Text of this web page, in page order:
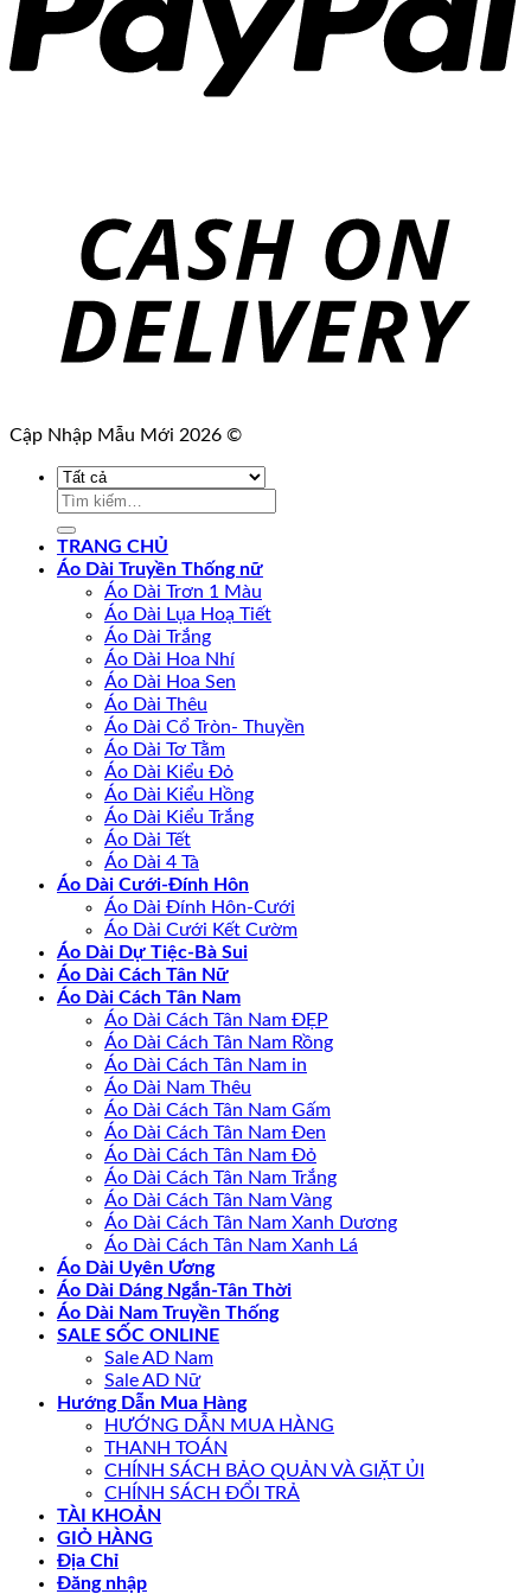
Cập Nhập Mẫu Mới 2026 ©
Tìm
TRANG CHỦ
Áo Dài Truyền Thống nữ
Áo Dài Trơn 1 Màu
Áo Dài Lụa Hoạ Tiết
Áo Dài Trắng
Áo Dài Hoa Nhí
Áo Dài Hoa Sen
Áo Dài Thêu
Áo Dài Cổ Tròn- Thuyền
Áo Dài Tơ Tằm
Áo Dài Kiểu Đỏ
Áo Dài Kiểu Hồng
Áo Dài Kiểu Trắng
Áo Dài Tết
Áo Dài 4 Tà
Áo Dài Cưới-Đính Hôn
Áo Dài Đính Hôn-Cưới
Áo Dài Cưới Kết Cườm
Áo Dài Dự Tiệc-Bà Sui
Áo Dài Cách Tân Nữ
Áo Dài Cách Tân Nam
Áo Dài Cách Tân Nam ĐẸP
Áo Dài Cách Tân Nam Rồng
Áo Dài Cách Tân Nam in
Áo Dài Nam Thêu
Áo Dài Cách Tân Nam Gấm
Áo Dài Cách Tân Nam Đen
Áo Dài Cách Tân Nam Đỏ
Áo Dài Cách Tân Nam Trắng
Áo Dài Cách Tân Nam Vàng
Áo Dài Cách Tân Nam Xanh Dương
Áo Dài Cách Tân Nam Xanh Lá
Áo Dài Uyên Ương
Áo Dài Dáng Ngắn-Tân Thời
Áo Dài Nam Truyền Thống
SALE SỐC ONLINE
Sale AD Nam
Sale AD Nữ
Hướng Dẫn Mua Hàng
HƯỚNG DẪN MUA HÀNG
THANH TOÁN
CHÍNH SÁCH BẢO QUẢN VÀ GIẶT ỦI
CHÍNH SÁCH ĐỔI TRẢ
TÀI KHOẢN
GIỎ HÀNG
Địa Chỉ
Đăng nhập